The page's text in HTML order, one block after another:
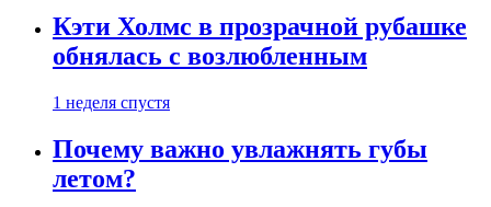
Кэти Холмс в прозрачной рубашке
обнялась с возлюбленным
1 неделя спустя
Почему важно увлажнять губы
летом?